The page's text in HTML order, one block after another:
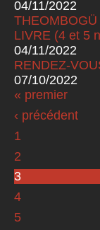
04/11/2022
LIVRE (4 et 5
04/11/2022
RENDEZ-
07/10/2022
Pages
« premier
‹ précédent
1
2
3
4
5